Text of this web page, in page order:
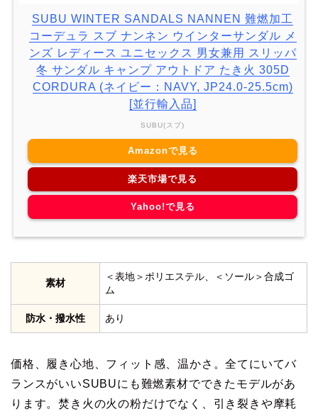
SUBU WINTER SANDALS NANNEN 難燃加工
コーデュラ スブ ナンネン ウインターサンダル メ
ンズ レディース ユニセックス 男女兼用 スリッパ
冬 サンダル キャンプ アウトドア たき火 305D
CORDURA (ネイビー：NAVY, JP24.0-25.5cm)
[並行輸入品]
SUBU(スブ)
Amazonで見る
楽天市場で見る
Yahoo!で見る
素材
＜表地＞ポリエステル、＜ソール＞合成ゴ
ム
防水・撥水性 あり
価格、履き心地、フィット感、温かさ。全てにいてバ
ランスがいいSUBUにも難燃素材でできたモデルがあ
ります。焚き火の火の粉だけでなく、引き裂きや摩耗